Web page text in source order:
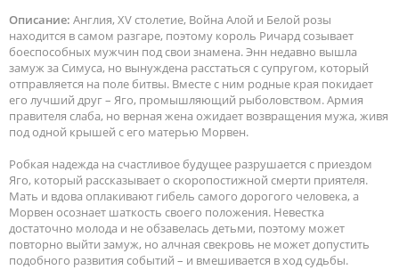
Описание: Англия, XV столетие, Война Алой и Белой розы
находится в самом разгаре, поэтому король Ричард созывает
боеспособных мужчин под свои знамена. Энн недавно вышла
замуж за Симуса, но вынуждена расстаться с супругом, который
отправляется на поле битвы. Вместе с ним родные края покидает
его лучший друг – Яго, промышляющий рыболовством. Армия
правителя слаба, но верная жена ожидает возвращения мужа, живя
под одной крышей с его матерью Морвен.
Робкая надежда на счастливое будущее разрушается с приездом
Яго, который рассказывает о скоропостижной смерти приятеля.
Мать и вдова оплакивают гибель самого дорогого человека, а
Морвен осознает шаткость своего положения. Невестка
достаточно молода и не обзавелась детьми, поэтому может
повторно выйти замуж, но алчная свекровь не может допустить
подобного развития событий – и вмешивается в ход судьбы.